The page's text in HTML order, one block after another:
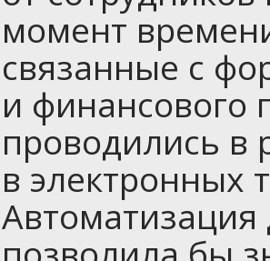
момент
связанные с
и финансового
проводились
в электронных